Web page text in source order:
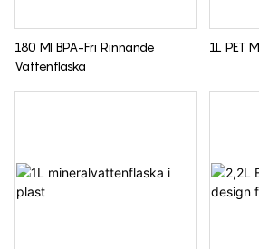
180 Ml BPA-Fri Rinnande
Vattenflaska
1L PET